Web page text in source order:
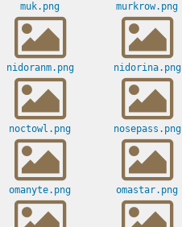
muk.png murkrow.png
nidoranm.png nidorina.png
noctowl.png nosepass.png
omanyte.png omastar.png